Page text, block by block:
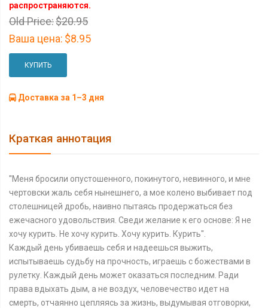
распространяются.
Old Price:$20.95
Ваша цена: $8.95
КУПИТЬ
Доставка за 1–3 дня
Краткая аннотация
''Меня бросили опустошенного, покинутого, невинного, и мне
чертовски жаль себя нынешнего, а мое колено выбивает под
столешницей дробь, наивно пытаясь продержаться без
ежечасного удовольствия. Сведи желание к его основе: Я не
хочу курить. Не хочу курить. Хочу курить. Курить''.
Каждый день убиваешь себя и надеешься выжить,
испытываешь судьбу на прочность, играешь с божествами в
рулетку. Каждый день может оказаться последним. Ради
права вдыхать дым, а не воздух, человечество идет на
смерть, отчаянно цепляясь за жизнь, выдумывая отговорки,